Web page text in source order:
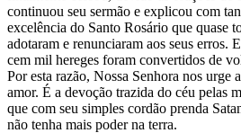
continuou seu sermão e explicou com
excelência do Santo Rosário que quase
adotaram e renunciaram aos seus erros.
cem mil hereges foram convertidos de
Por esta razão, Nossa Senhora nos urge
amor. É a devoção trazida do céu pelas
que com seu simples cordão prenda
não tenha mais poder na terra.